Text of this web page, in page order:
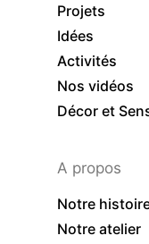
Projets
Idées
Activités
Nos vidéos
Décor et
A propos
Notre
Notre atelier